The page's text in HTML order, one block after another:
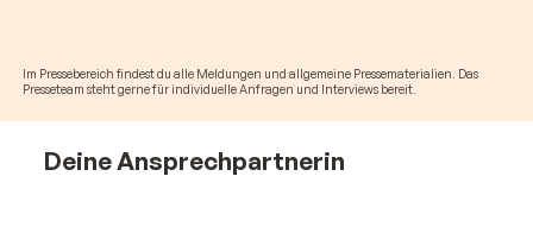
Im Pressebereich findest du alle Meldungen und allgemeine Pressematerialien. Das
Presseteam steht gerne für individuelle Anfragen und Interviews bereit.
Deine Ansprechpartnerin